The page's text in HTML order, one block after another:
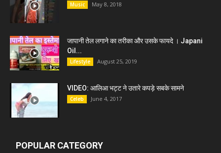
Music May 8, 2018
जापानी तेल लगाने का तरीका और उसके फायदे । Japani
Oil...
Lifestyle August 25, 2019
VIDEO: आलिआ भट्ट ने उतारे कपड़े सबके सामने
Celeb June 4, 2017
POPULAR CATEGORY